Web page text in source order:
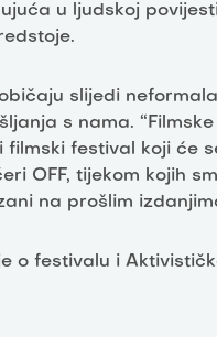
u ljudskoj
slijedi
s nama.
filmski festival koji će
OFF, tijekom kojih
na prošlim
o festivalu i